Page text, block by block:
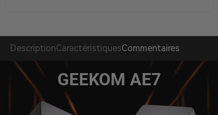
DescriptionCaractéristiquesCommentaires
GEEKOM AE7